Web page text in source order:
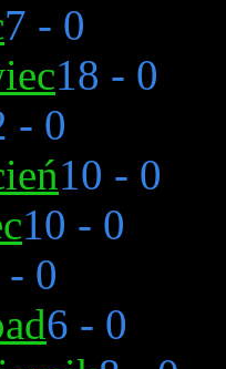
7 - 0
18 - 0
- 0
10 - 0
10 - 0
- 0
6 - 0